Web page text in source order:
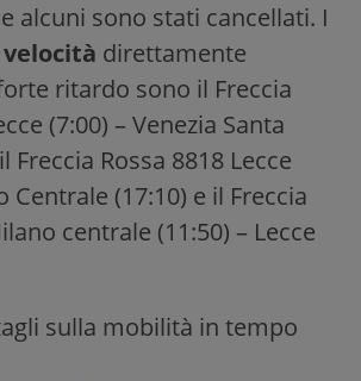
alcuni sono stati cancellati. I
direttamente
ritardo sono il Freccia
(7:00) – Venezia Santa
Freccia Rossa 8818 Lecce
Centrale (17:10) e il Freccia
centrale (11:50) – Lecce
sulla mobilità in tempo